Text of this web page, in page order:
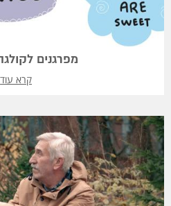
מפרגנים
קרא עוד